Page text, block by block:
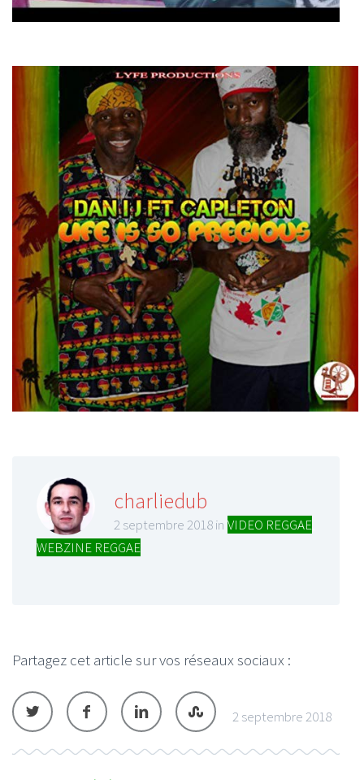
charliedub
2 septembre 2018 in VIDEO REGGAE
WEBZINE REGGAE
Partagez cet article sur vos réseaux sociaux :
2 septembre 2018